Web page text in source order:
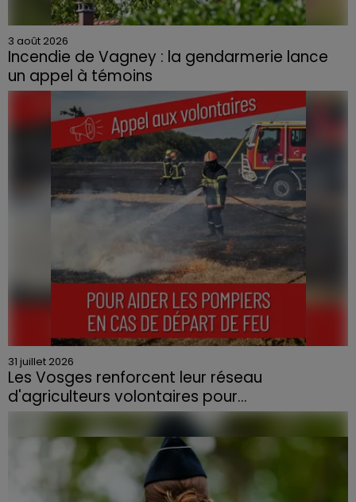
3 août 2026
Incendie de Vagney : la gendarmerie lance
un appel à témoins
Le feu, parti d'une haie avant de se propager au
quartier résidentiel, avait détruit deux habitations et
contraint à l'évacuation d'une centaine de personnes.
31 juillet 2026
Les Vosges renforcent leur réseau
d'agriculteurs volontaires pour...
Face à la sécheresse et aux risques de départs de feu,
la Chambre d'agriculture des Vosges a lancé un appel
aux agriculteurs volontaires pour venir en aide...